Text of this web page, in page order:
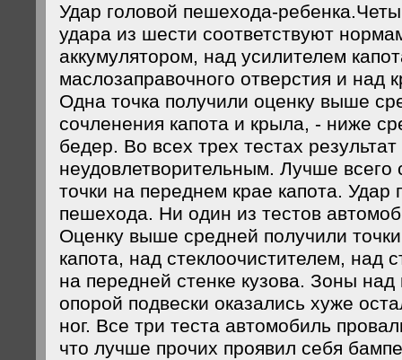
Удар головой пешехода-
удара из шести соответствуют
аккумулятором, над усилителем
маслозаправочного отверстия и над
Одна точка получили оценку выше
сочленения капота и крыла, - ниже
бедер. Во всех трех тестах
неудовлетворительным. Лучше всего
точки на переднем крае капота. Удар
пешехода. Ни один из тестов
Оценку выше средней получили
капота, над стеклоочистителем, над
на передней стенке кузова. Зоны над
опорой подвески оказались хуже
ног. Все три теста автомобиль
что лучше прочих проявил себя